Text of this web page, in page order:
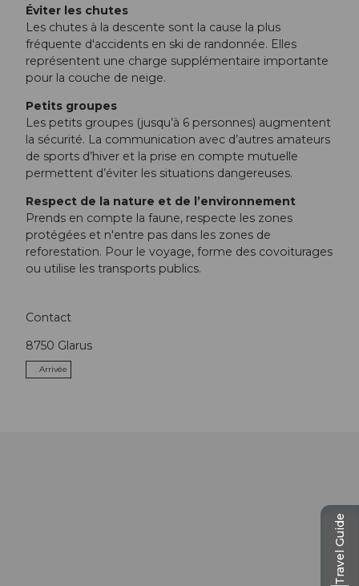
Éviter les chutes
Les chutes à la descente sont la cause la plus
fréquente d'accidents en ski de randonnée. Elles
représentent une charge supplémentaire importante
pour la couche de neige.
Petits groupes
Les petits groupes (jusqu’à 6 personnes) augmentent
la sécurité. La communication avec d’autres amateurs
de sports d’hiver et la prise en compte mutuelle
permettent d’éviter les situations dangereuses.
Respect de la nature et de l’environnement
Prends en compte la faune, respecte les zones
protégées et n'entre pas dans les zones de
reforestation. Pour le voyage, forme des covoiturages
ou utilise les transports publics.
Contact
8750 Glarus
Arrivée
Travel Guide